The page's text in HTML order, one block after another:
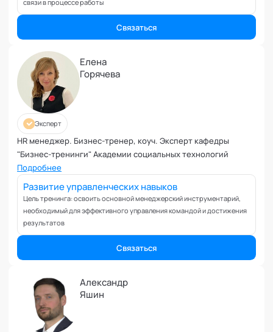
связи в процессе работы
Связаться
Елена
Горячева
Эксперт
HR менеджер. Бизнес-тренер, коуч. Эксперт кафедры
"Бизнес-тренинги" Академии социальных технологий
Подробнее
Развитие управленческих навыков
Цель тренинга: освоить основной менеджерский инструментарий,
необходимый для эффективного управления командой и достижения
результатов
Связаться
Александр
Яшин